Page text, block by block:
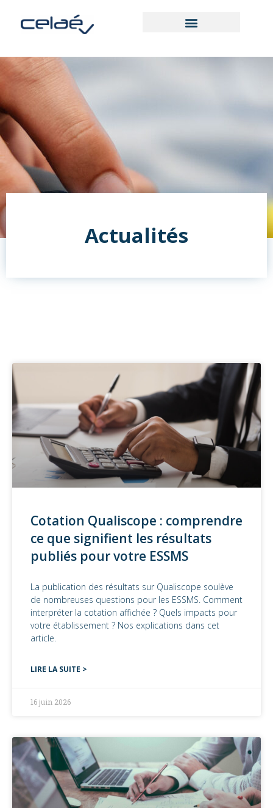
Actualités
Cotation Qualiscope : comprendre
ce que signifient les résultats
publiés pour votre ESSMS
La publication des résultats sur Qualiscope soulève
de nombreuses questions pour les ESSMS. Comment
interpréter la cotation affichée ? Quels impacts pour
votre établissement ? Nos explications dans cet
article.
LIRE LA SUITE >
16 juin 2026